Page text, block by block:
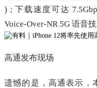
) ; 下载速度可达
Voice-Over-NR 5G 语音技
高通发布现场
遗憾的是，高通表示，